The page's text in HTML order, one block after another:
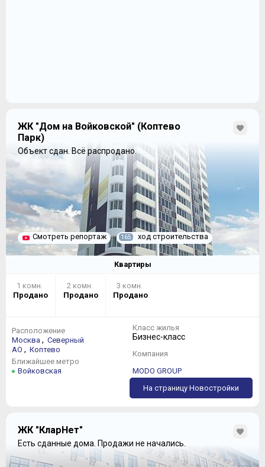
ЖК "Дом на Войковской" (Коптево
Парк)
Объект сдан. Всё распродано.
Смотреть репортаж 165 ход строительства
Квартиры
1 комн.
Продано
2 комн.
Продано
3 комн.
Продано
Расположение
Москва , Северный
АО , Коптево
Ближайшее метро
Войковская
Класс жилья
Бизнес-класс
Компания
MODO GROUP
На страницу Новостройки
ЖК "КларНет"
Есть сданные дома. Продажи не начались.